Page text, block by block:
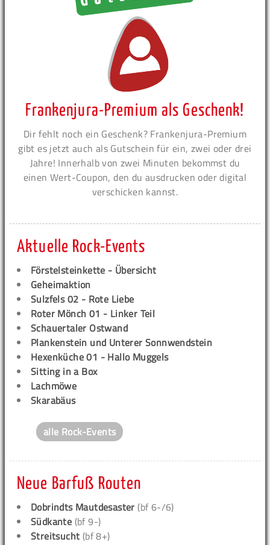
Frankenjura-Premium als Geschenk!
Dir fehlt noch ein Geschenk? Frankenjura-Premium
gibt es jetzt auch als Gutschein für ein, zwei oder drei
Jahre! Innerhalb von zwei Minuten bekommst du
einen Wert-Coupon, den du ausdrucken oder digital
verschicken kannst.
Aktuelle Rock-Events
Förstelsteinkette - Übersicht
Geheimaktion
Sulzfels 02 - Rote Liebe
Roter Mönch 01 - Linker Teil
Schauertaler Ostwand
Plankenstein und Unterer Sonnwendstein
Hexenküche 01 - Hallo Muggels
Sitting in a Box
Lachmöwe
Skarabäus
alle Rock-Events
Neue Barfuß Routen
Dobrindts Mautdesaster (bf 6-/6)
Südkante (bf 9-)
Streitsucht (bf 8+)